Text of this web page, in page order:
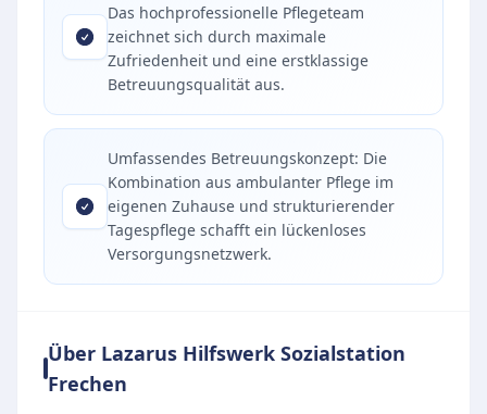
Das hochprofessionelle Pflegeteam
zeichnet sich durch maximale
Zufriedenheit und eine erstklassige
Betreuungsqualität aus.
Umfassendes Betreuungskonzept: Die
Kombination aus ambulanter Pflege im
eigenen Zuhause und strukturierender
Tagespflege schafft ein lückenloses
Versorgungsnetzwerk.
Über Lazarus Hilfswerk Sozialstation
Frechen